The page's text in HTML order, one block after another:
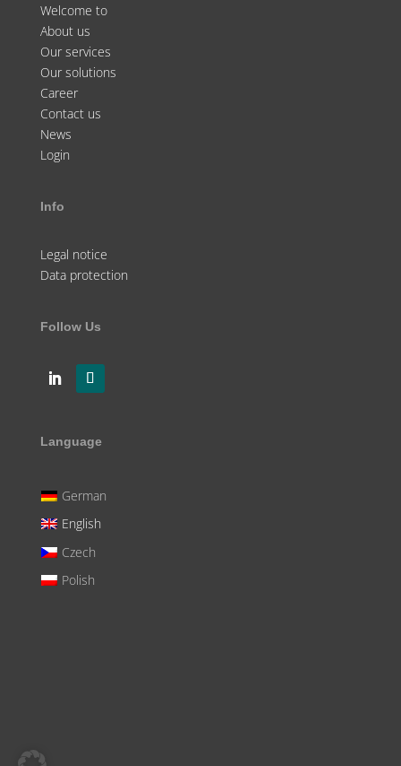
Welcome to
About us
Our services
Our solutions
Career
Contact us
News
Login
Info
Legal notice
Data protection
Follow Us
Language
German
English
Czech
Polish